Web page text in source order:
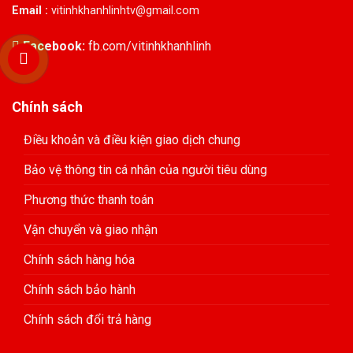
Email : vitinhkhanhlinhtv@gmail.com
Facebook: fb.com/vitinhkhanhlinh
Chính sách
Điều khoản và điều kiện giao dịch chung
Bảo vệ thông tin cá nhân của người tiêu dùng
Phương thức thanh toán
Vận chuyển và giao nhận
Chính sách hàng hóa
Chính sách bảo hành
Chính sách đổi trả hàng